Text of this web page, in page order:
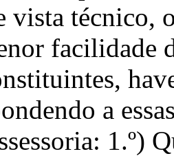
vista técnico,
facilidade
a
1.º)